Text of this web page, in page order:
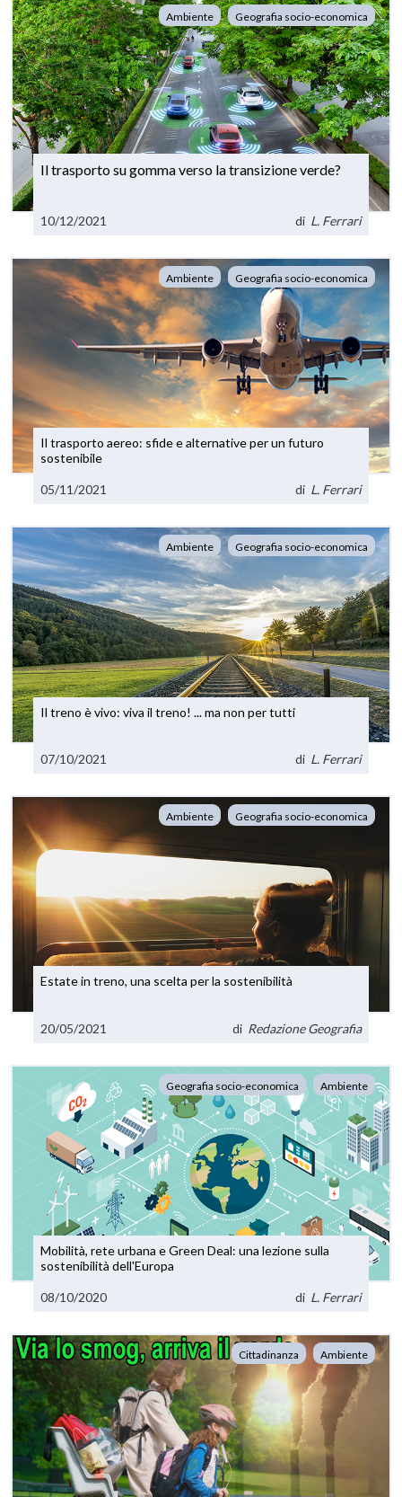
Ambiente Geografia socio-economica
Il trasporto su gomma verso la transizione verde?
10/12/2021 di L. Ferrari
Ambiente Geografia socio-economica
Il trasporto aereo: sfide e alternative per un futuro
sostenibile
05/11/2021 di L. Ferrari
Ambiente Geografia socio-economica
Il treno è vivo: viva il treno! ... ma non per tutti
07/10/2021 di L. Ferrari
Ambiente Geografia socio-economica
Estate in treno, una scelta per la sostenibilità
20/05/2021 di Redazione Geografia
Geografia socio-economica Ambiente
Mobilità, rete urbana e Green Deal: una lezione sulla
sostenibilità dell'Europa
08/10/2020 di L. Ferrari
Cittadinanza Ambiente